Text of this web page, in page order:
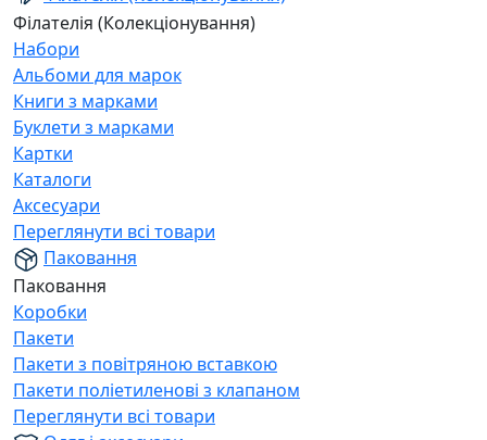
Філателія (Колекціонування)
Набори
Альбоми для марок
Книги з марками
Буклети з марками
Картки
Каталоги
Аксесуари
Переглянути всі товари
Паковання
Паковання
Коробки
Пакети
Пакети з повітряною вставкою
Пакети поліетиленові з клапаном
Переглянути всі товари